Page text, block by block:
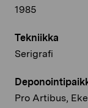
1985
Tekniikka
Serigrafi
Pro Artibus,